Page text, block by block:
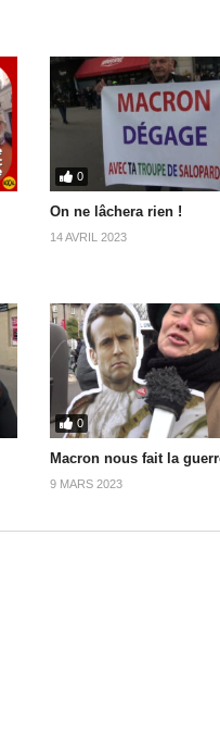
0
On ne lâchera rien !
14 AVRIL 2023
0
Macron nous fait la
9 MARS 2023